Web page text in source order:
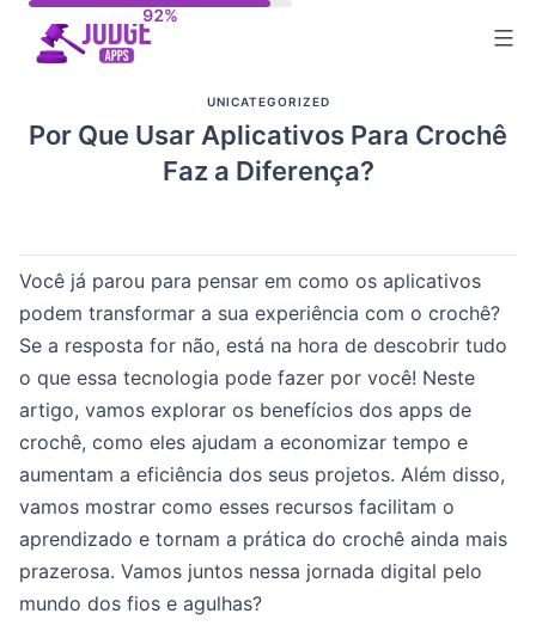
UNICATEGORIZED
Por Que Usar Aplicativos Para Crochê
Faz a Diferença?
Você já parou para pensar em como os aplicativos
podem transformar a sua experiência com o crochê?
Se a resposta for não, está na hora de descobrir tudo
o que essa tecnologia pode fazer por você! Neste
artigo, vamos explorar os benefícios dos apps de
crochê, como eles ajudam a economizar tempo e
aumentam a eficiência dos seus projetos. Além disso,
vamos mostrar como esses recursos facilitam o
aprendizado e tornam a prática do crochê ainda mais
prazerosa. Vamos juntos nessa jornada digital pelo
mundo dos fios e agulhas?